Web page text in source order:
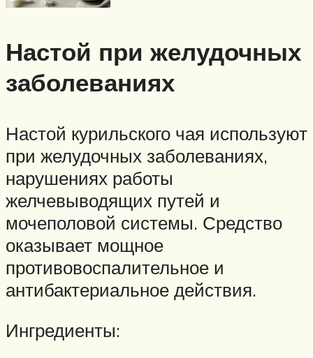
Настой при желудочных
заболеваниях
Настой курильского чая используют
при желудочных заболеваниях,
нарушениях работы
желчевыводящих путей и
мочеполовой системы. Средство
оказывает мощное
противовоспалительное и
антибактериальное действия.
Ингредиенты: